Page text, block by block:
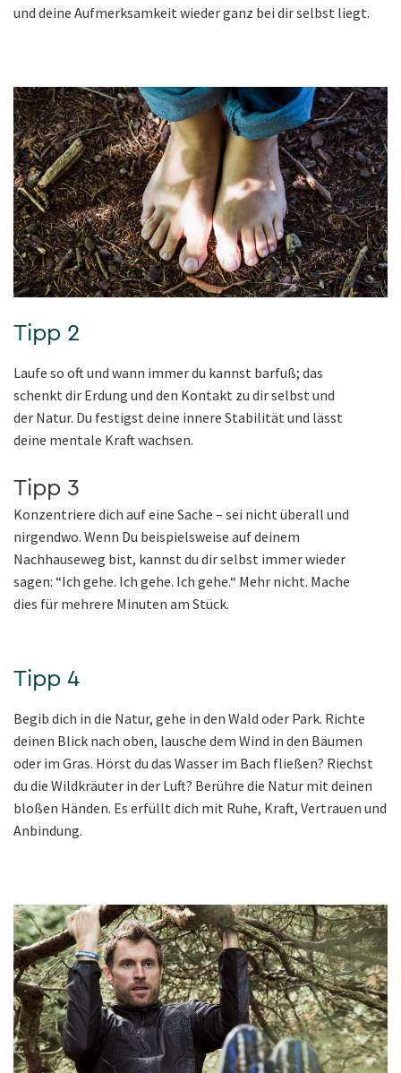
und deine Aufmerksamkeit wieder ganz bei dir selbst liegt.
Tipp 2
Laufe so oft und wann immer du kannst barfuß; das
schenkt dir Erdung und den Kontakt zu dir selbst und
der Natur. Du festigst deine innere Stabilität und lässt
deine mentale Kraft wachsen.
Tipp 3
Konzentriere dich auf eine Sache – sei nicht überall und
nirgendwo. Wenn Du beispielsweise auf deinem
Nachhauseweg bist, kannst du dir selbst immer wieder
sagen: “Ich gehe. Ich gehe. Ich gehe.“ Mehr nicht. Mache
dies für mehrere Minuten am Stück.
Tipp 4
Begib dich in die Natur, gehe in den Wald oder Park. Richte
deinen Blick nach oben, lausche dem Wind in den Bäumen
oder im Gras. Hörst du das Wasser im Bach fließen? Riechst
du die Wildkräuter in der Luft? Berühre die Natur mit deinen
bloßen Händen. Es erfüllt dich mit Ruhe, Kraft, Vertrauen und
Anbindung.